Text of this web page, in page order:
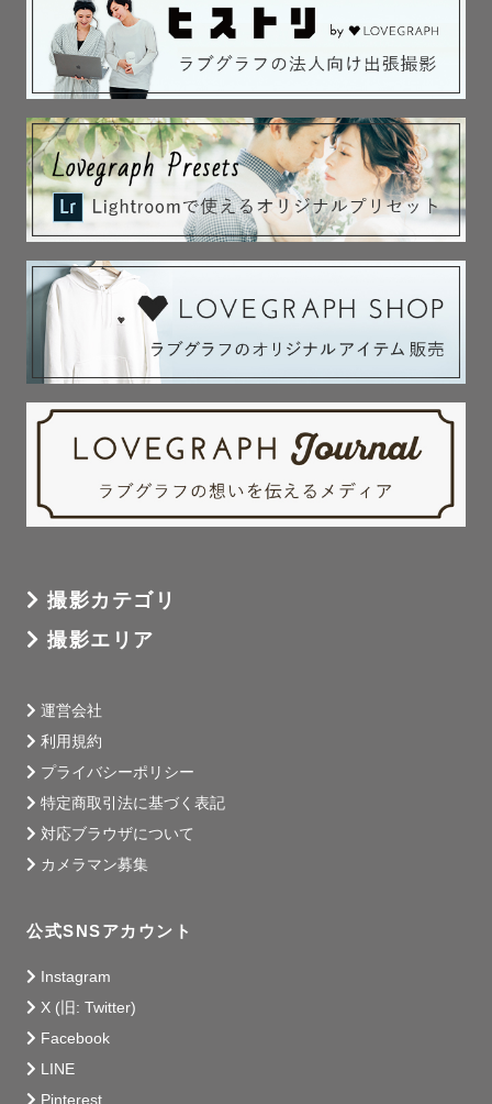
土日は×が多いですが、お問い合わせいただければ調整させ
ていただきます。
🌸小物の貸し出し
手まり（ピンク・ベージュ）、番傘
〜ご質問ご相談等ありましたらページ下部の公式LINEから
お気軽にお問い合わせください☺️〜
みなさまにお会いできますことをとても楽しみにしており
ます😊
撮影カテゴリ
撮影エリア
運営会社
利用規約
プライバシーポリシー
特定商取引法に基づく表記
対応ブラウザについて
カメラマン募集
公式SNSアカウント
Instagram
X (旧: Twitter)
Facebook
LINE
Pinterest